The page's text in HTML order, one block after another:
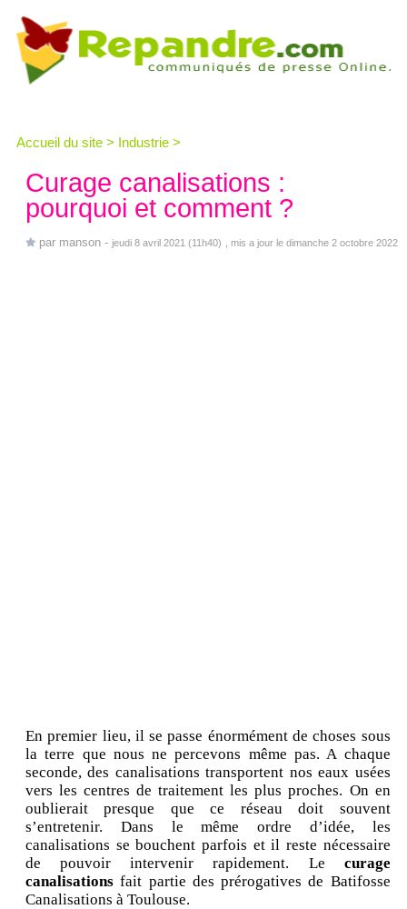
Accueil du site > Industrie >
Curage canalisations :
pourquoi et comment ?
par manson - jeudi 8 avril 2021 (11h40) , mis a jour le dimanche 2 octobre 2022
En premier lieu, il se passe énormément de choses sous
la terre que nous ne percevons même pas. A chaque
seconde, des canalisations transportent nos eaux usées
vers les centres de traitement les plus proches. On en
oublierait presque que ce réseau doit souvent
s’entretenir. Dans le même ordre d’idée, les
canalisations se bouchent parfois et il reste nécessaire
de pouvoir intervenir rapidement. Le curage
canalisations fait partie des prérogatives de Batifosse
Canalisations à Toulouse.